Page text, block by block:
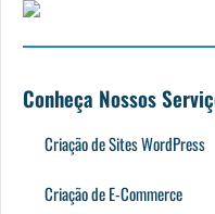
Conheça Nossos
Criação de Sites WordPress
Criação de E-Commerce